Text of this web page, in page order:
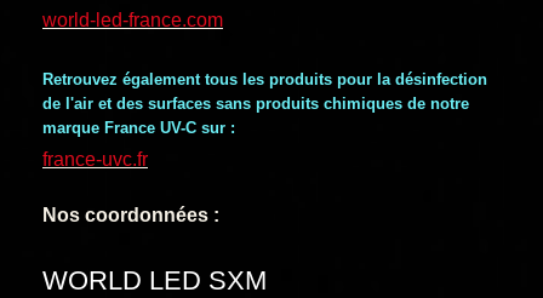
world-led-france.com
Retrouvez également tous les produits pour la désinfection
de l'air et des surfaces sans produits chimiques de notre
marque France UV-C sur :
france-uvc.fr
Nos coordonnées :
WORLD LED SXM